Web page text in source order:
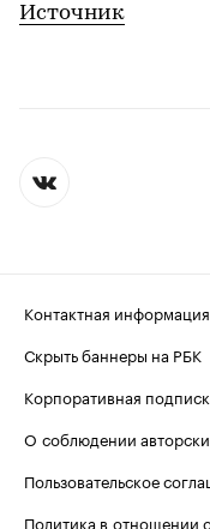
Источник
Контактная информация
Скрыть баннеры на РБК
Корпоративная
О соблюдении
Пользовательское
Политика в отношении